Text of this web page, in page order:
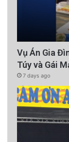
kiểm đếm
Vụ Án Gia
Túy và Gái
7 days ago